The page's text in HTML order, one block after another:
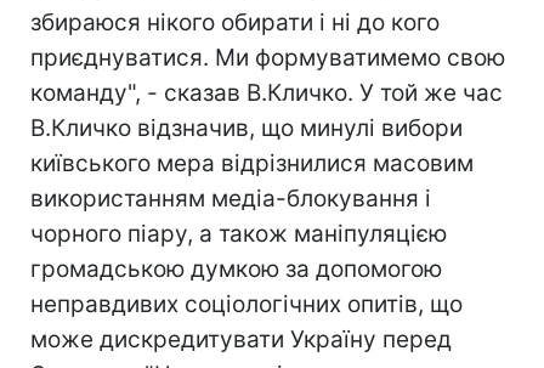
збираюся нікого обирати і ні до кого
приєднуватися. Ми формуватимемо свою
команду", - сказав В.Кличко. У той же час
В.Кличко відзначив, що минулі вибори
київського мера відрізнилися масовим
використанням медіа-блокування і
чорного піару, а також маніпуляцією
громадською думкою за допомогою
неправдивих соціологічних опитів, що
може дискредитувати Україну перед